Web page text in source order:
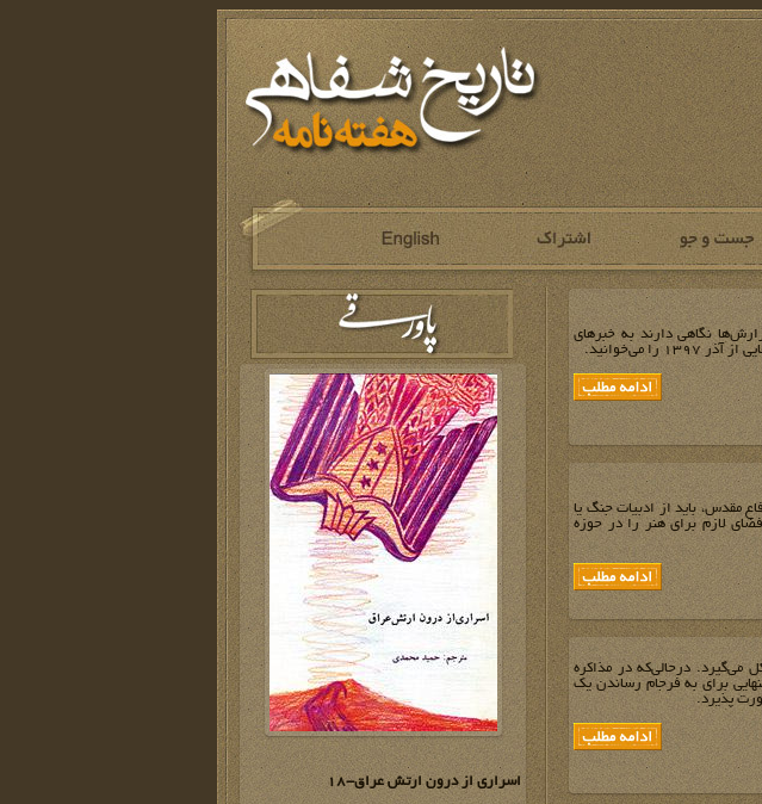
نگاهی دارند به خبرهای
می‌خوانید.
مقدس، باید از ادبیات جنگ یا
لازم برای هنر را در حوزه
می‌گیرد. درحالی‌که در ‏مذاکره
برای به ‏فرجام رساندن یک
پذیرد.
اسراری از درون ارتش عراق-18